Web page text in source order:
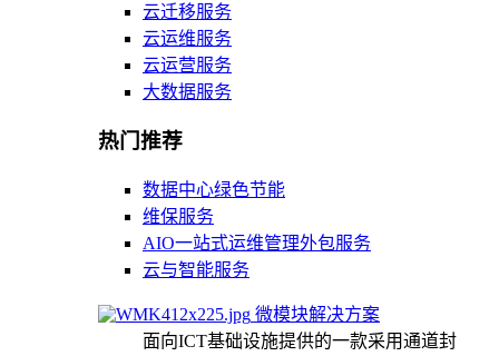
云迁移服务
云运维服务
云运营服务
大数据服务
热门推荐
数据中心绿色节能
维保服务
AIO一站式运维管理外包服务
云与智能服务
微模块解决方案
面向ICT基础设施提供的一款采用通道封